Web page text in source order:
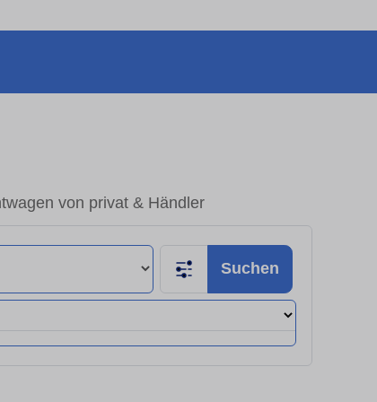
von privat & Händler
Suchen